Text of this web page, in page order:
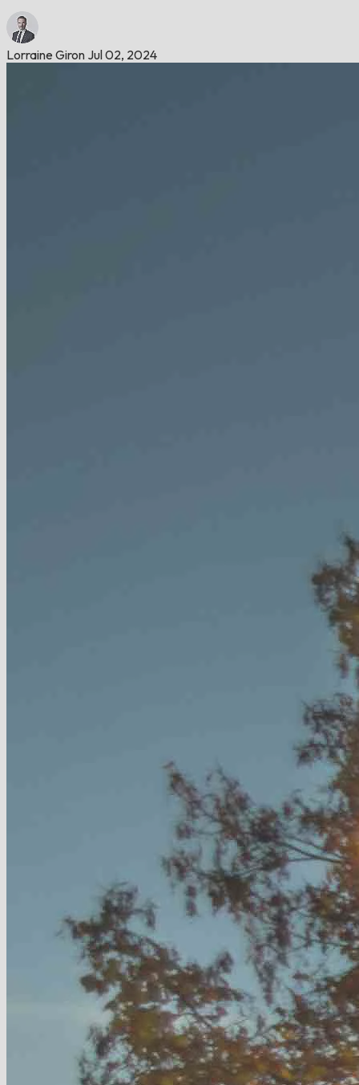
Lorraine Giron Jul 02, 2024